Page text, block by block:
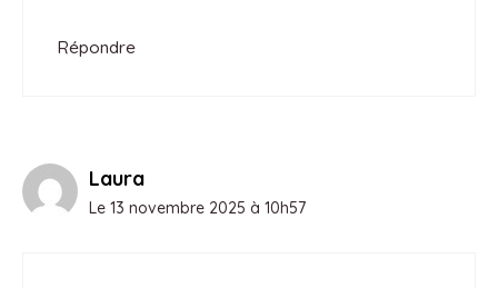
Répondre
Laura
Le 13 novembre 2025 à 10h57